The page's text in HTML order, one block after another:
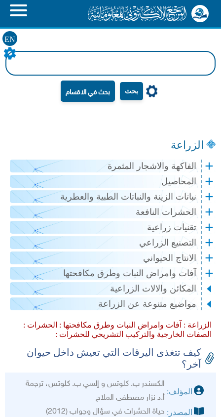
EN
بحث
الزراعة
الفاكهة والاشجار المثمرة
المحاصيل
نباتات الزينة والنباتات الطبية والعطرية
الحشرات النافعة
تقنيات زراعية
التصنيع الزراعي
الانتاج الحيواني
آفات وامراض النبات وطرق مكافحتها
المكائن والالات الزراعية
مواضيع متنوعة عن الزراعة
الزراعة : آفات وامراض النبات وطرق مكافحتها : الحشرات :
الصفات الخارجية والتركيب التشريحي للحشرات :
كيف تتغذى اليرقات التي تعيش داخل حيوان
آخر؟
المؤلف:
الكسندر ب. كلوتس و إلسي ب. كلوتس، ترجمة
أ.د نزار مصطفى الملاح
المصدر: حياة الحشرات في سؤال وجواب (2012)